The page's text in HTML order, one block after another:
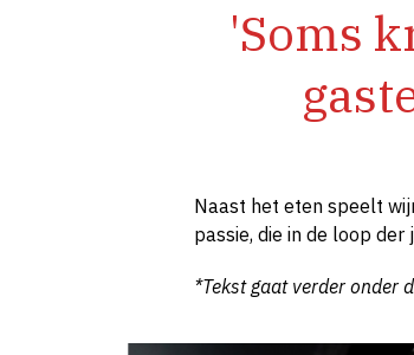
'Soms
Naast het eten speelt
passie, die in de loop
*Tekst gaat verder onder